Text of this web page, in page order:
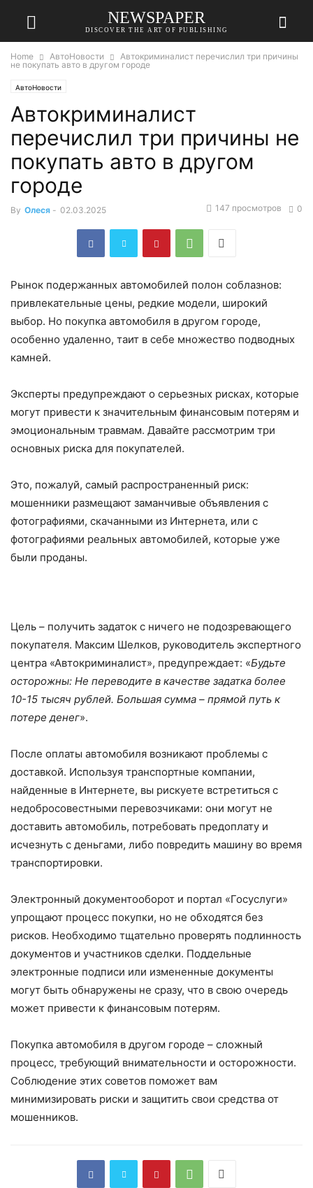
NEWSPAPER
DISCOVER THE ART OF PUBLISHING
Home АвтоНовости
Автокриминалист перечислил три причины
не покупать авто в другом городе
АвтоНовости
Автокриминалист
перечислил три причины не
покупать авто в другом
городе
By Олеся - 02.03.2025 0
147 просмотров
Рынок подержанных автомобилей полон соблазнов:
привлекательные цены, редкие модели, широкий
выбор. Но покупка автомобиля в другом городе,
особенно удаленно, таит в себе множество подводных
камней.
Эксперты предупреждают о серьезных рисках, которые
могут привести к значительным финансовым потерям и
эмоциональным травмам. Давайте рассмотрим три
основных риска для покупателей.
Это, пожалуй, самый распространенный риск:
мошенники размещают заманчивые объявления с
фотографиями, скачанными из Интернета, или с
фотографиями реальных автомобилей, которые уже
были проданы.
Цель – получить задаток с ничего не подозревающего
покупателя. Максим Шелков, руководитель экспертного
центра «Автокриминалист», предупреждает: «Будьте
осторожны: Не переводите в качестве задатка более
10-15 тысяч рублей. Большая сумма – прямой путь к
потере денег».
После оплаты автомобиля возникают проблемы с
доставкой. Используя транспортные компании,
найденные в Интернете, вы рискуете встретиться с
недобросовестными перевозчиками: они могут не
доставить автомобиль, потребовать предоплату и
исчезнуть с деньгами, либо повредить машину во время
транспортировки.
Электронный документооборот и портал «Госуслуги»
упрощают процесс покупки, но не обходятся без
рисков. Необходимо тщательно проверять подлинность
документов и участников сделки. Поддельные
электронные подписи или измененные документы
могут быть обнаружены не сразу, что в свою очередь
может привести к финансовым потерям.
Покупка автомобиля в другом городе – сложный
процесс, требующий внимательности и осторожности.
Соблюдение этих советов поможет вам
минимизировать риски и защитить свои средства от
мошенников.